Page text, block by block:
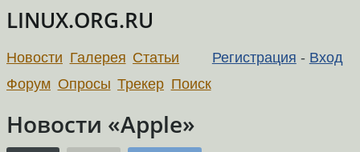
LINUX.ORG.RU
Регистрация - Вход
Новости Галерея Статьи
Форум Опросы Трекер Поиск
Новости «Apple»